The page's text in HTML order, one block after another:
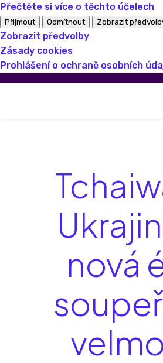
Přečtěte si více o těchto účelech
Přijmout Odmítnout Zobrazit
Zobrazit předvolby
Zásady cookies
Prohlášení o ochraně osobních
nová